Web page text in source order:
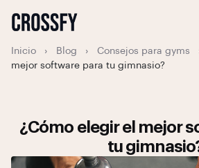
Inicio › Blog › Consejos para gyms
mejor software para tu gimnasio?
¿Cómo elegir el mejor
tu